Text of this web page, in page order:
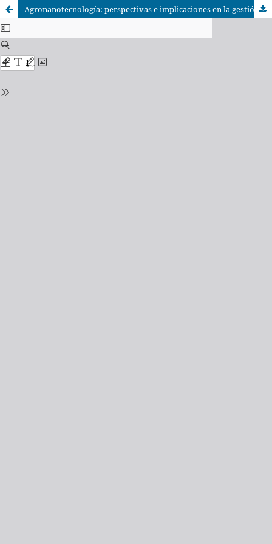
Agronanotecnología: perspectivas e implicaciones en la gestión ambiental